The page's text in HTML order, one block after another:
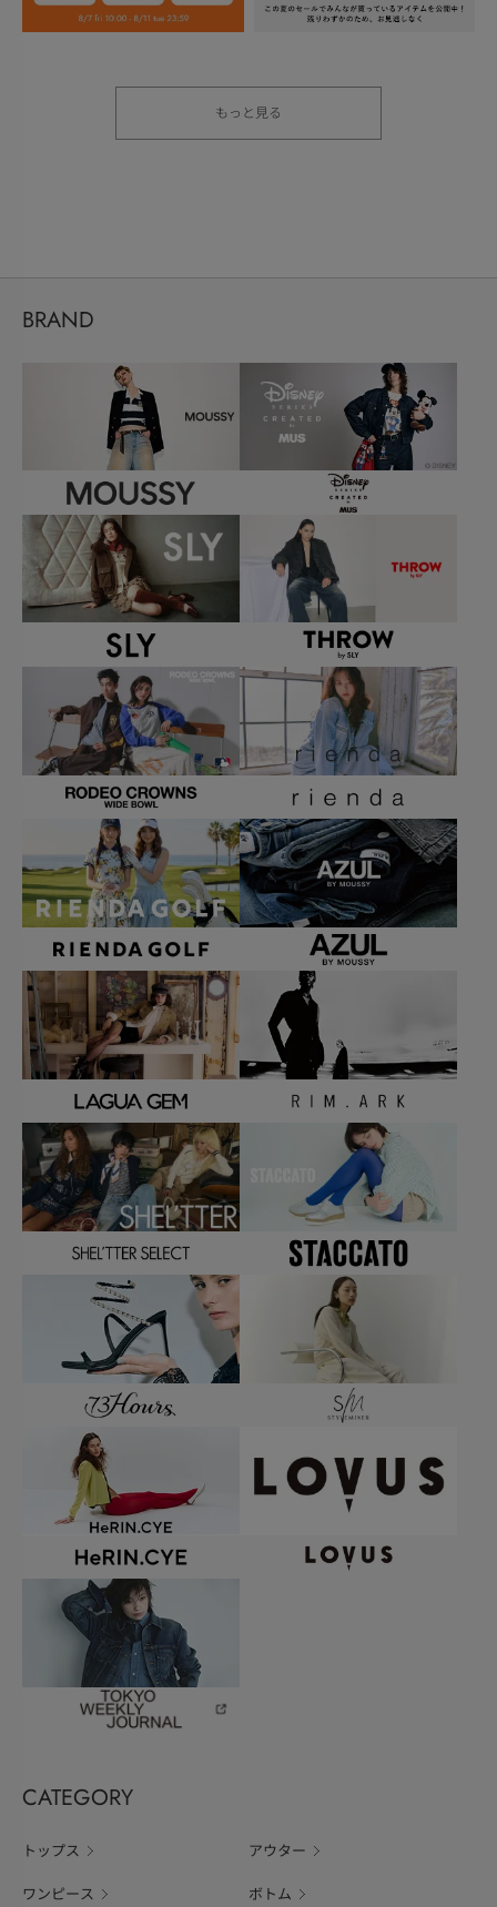
もっと見る
BRAND
CATEGORY
トップス アウター
ワンピース ボトム